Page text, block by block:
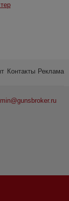
Контакты Реклама